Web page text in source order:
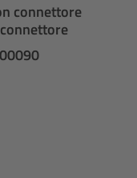
connettore